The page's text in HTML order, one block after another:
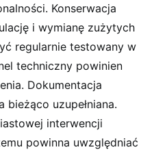
Konserwacja
i wymianę zużytych
regularnie testowany w
techniczny powinien
Dokumentacja
uzupełniana.
interwencji
powinna uwzględniać